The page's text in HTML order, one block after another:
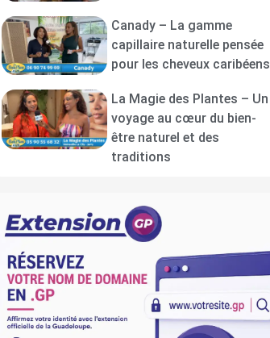
Canady – La gamme
capillaire naturelle pensée
pour les cheveux caribéens
La Magie des Plantes – Un
voyage au cœur du bien-
être naturel et des
traditions